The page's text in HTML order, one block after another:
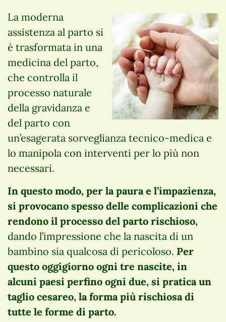
La moderna
assistenza al parto si
è trasformata in una
medicina del parto,
che controlla il
processo naturale
della gravidanza e
del parto con
un’esagerata sorveglianza tecnico-medica e
lo manipola con interventi per lo più non
necessari.
In questo modo, per la paura e l’impazienza,
si provocano spesso delle complicazioni che
rendono il processo del parto rischioso,
dando l’impressione che la nascita di un
bambino sia qualcosa di pericoloso. Per
questo oggigiorno ogni tre nascite, in
alcuni paesi perfino ogni due, si pratica un
taglio cesareo, la forma più rischiosa di
tutte le forme di parto.